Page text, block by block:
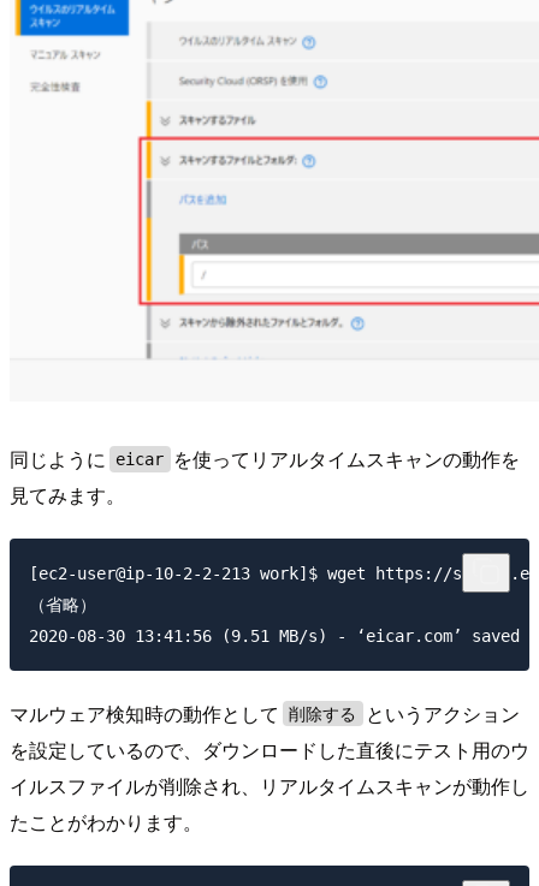
同じように eicar
を使ってリアルタイムスキャンの動作を
見てみます。
[ec2-user@ip-10-2-2-213 work]$ wget https://
（省略）
マルウェア検知時の動作として 削除する
というアクション
を設定しているので、ダウンロードした直後にテスト用のウ
イルスファイルが削除され、リアルタイムスキャンが動作し
たことがわかります。